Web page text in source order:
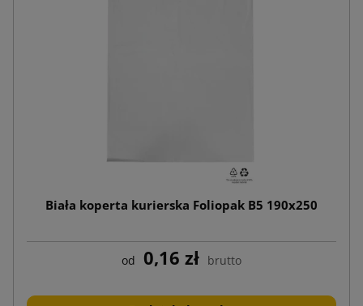
Biała koperta kurierska Foliopak B5 190x250
od 0,16 zł brutto